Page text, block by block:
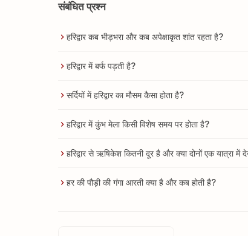
संबंधित प्रश्न
हरिद्वार कब भीड़भरा और कब अपेक्षाकृत शांत रहता है?
हरिद्वार में बर्फ पड़ती है?
सर्दियों में हरिद्वार का मौसम कैसा होता है?
हरिद्वार में कुंभ मेला किसी विशेष समय पर होता है?
हरिद्वार से ऋषिकेश कितनी दूर है और क्या दोनों एक यात्रा
हर की पौड़ी की गंगा आरती क्या है और कब होती है?